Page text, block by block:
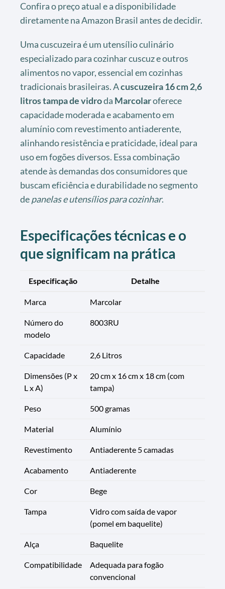
Confira o preço atual e a disponibilidade
diretamente na Amazon Brasil antes de decidir.
Uma cuscuzeira é um utensílio culinário
especializado para cozinhar cuscuz e outros
alimentos no vapor, essencial em cozinhas
tradicionais brasileiras. Acuscuzeira 16 cm 2,6
litros tampa de vidroda Marcolaroferece
capacidade moderada e acabamento em
alumínio com revestimento antiaderente,
alinhando resistência e praticidade, ideal para
uso em fogões diversos. Essa combinação
atende às demandas dos consumidores que
buscam eficiência e durabilidade no segmento
depanelas e utensílios para cozinhar.
Especificações técnicas e o
que significam na prática
Especificação Detalhe
Marca Marcolar
Número do
modelo
8003RU
Capacidade 2,6 Litros
Dimensões (P x
L x A)
20 cm x 16 cm x 18 cm (com
tampa)
Peso 500 gramas
Material Alumínio
Revestimento Antiaderente 5 camadas
Acabamento Antiaderente
Cor Bege
Tampa
Vidro com saída de vapor
(pomel em baquelite)
Alça Baquelite
Compatibilidade
Adequada para fogão
convencional